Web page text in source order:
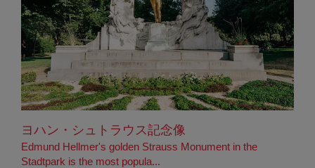
ヨハン・シュトラウス記念像
Edmund Hellmer's golden Strauss Monument in the
Stadtpark is the most popula...